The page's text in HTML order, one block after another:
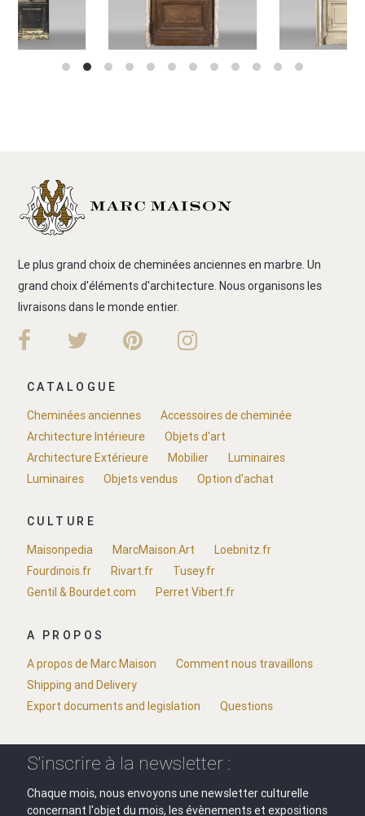
Le plus grand choix de cheminées anciennes en marbre. Un
grand choix d'éléments d'architecture. Nous organisons les
livraisons dans le monde entier.
CATALOGUE
Cheminées anciennes
Accessoires de cheminée
Architecture Intérieure
Objets d'art
Architecture Extérieure
Mobilier
Luminaires
Luminaires
Objets vendus Option d'achat
CULTURE
Maisonpedia
MarcMaison.Art
Loebnitz.fr
Fourdinois.fr
Rivart.fr
Tusey.fr
Gentil & Bourdet.com
Perret Vibert.fr
A PROPOS
A propos de Marc Maison
Comment nous travaillons
Shipping and Delivery
Export documents and legislation
Questions
S'inscrire à la newsletter :
Chaque mois, nous envoyons une newsletter culturelle
concernant l'objet du mois, les évènements et expositions